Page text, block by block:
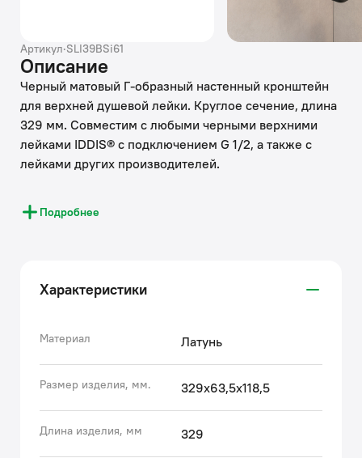
Артикул·SLI39BSi61
Описание
Черный матовый Г-образный настенный кронштейн
для верхней душевой лейки. Круглое сечение, длина
329 мм. Совместим с любыми черными верхними
лейками IDDIS® с подключением G 1/2, а также с
лейками других производителей.
• Надежно зафиксирует лейку в необходимом
положении, позволяя насладиться тропическим
обеспечивает привлекательный внешний вид всей
конструкции.
прочной латуни, стойкой к коррозии, резким
воды.
• Цветное покрытие устойчиво к появлению царапин
и выцветанию (при должном уходе). На протяжении
многих лет оно будет выглядеть как новое.
Подробнее
Характеристики
Материал Латунь
Размер изделия, мм. 329x63,5x118,5
Длина изделия, мм 329